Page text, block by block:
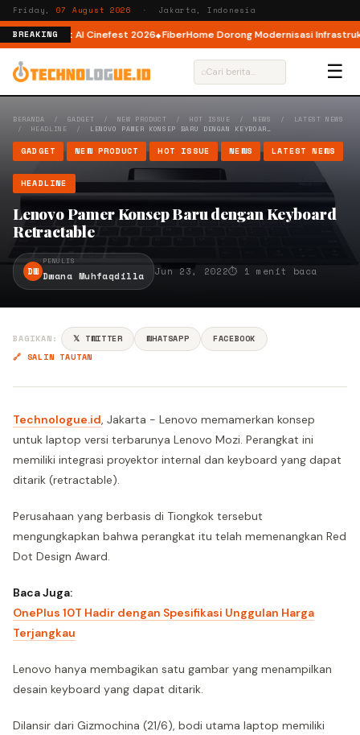
Friday, 07 August 2026 · Jakarta, Indonesia
BREAKING
AI lewat AI Cinefest 2026 FiberHome Dorong Modernisasi
⌕ ☰
BERANDA / GADGET / NEW PRODUCT / HOT ISSUE / NEWS /
LATEST NEWS
/ HEADLINE / LENOVO PAMER KONSEP BARU DENGAN KEYBOAR…
GADGET NEW PRODUCT HOT ISSUE NEWS LATEST NEWS
HEADLINE
Lenovo Pamer Konsep Baru dengan Keyboard
Retractable
DW
PENULIS
Dwana Muhfaqdilla Jun 23, 2022⏱ 1 menit baca
BAGIKAN: 𝕏 TWITTER WHATSAPP
FACEBOOK
🔗 SALIN TAUTAN
Technologue.id, Jakarta - Lenovo memamerkan konsep
untuk laptop versi terbarunya Lenovo Mozi. Perangkat ini
memiliki integrasi proyektor internal dan keyboard yang dapat
ditarik (retractable).
Perusahaan yang berbasis di Tiongkok tersebut
mengungkapkan bahwa perangkat itu telah memenangkan Red
Dot Design Award.
Baca Juga:
OnePlus 10T Hadir dengan Spesifikasi Unggulan Harga
Terjangkau
Lenovo hanya membagikan satu gambar yang menampilkan
desain keyboard yang dapat ditarik.
Dilansir dari Gizmochina (21/6), bodi utama laptop memiliki